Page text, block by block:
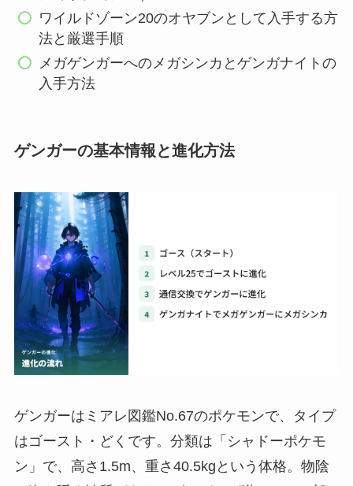
ワイルドゾーン20のオヤブンとして入手する方
法と厳選手順
メガゲンガーへのメガシンカとゲンガナイトの
入手方法
ゲンガーの基本情報と進化方法
ゲンガーはミアレ図鑑No.67のポケモンで、タイプ
はゴースト・どくです。分類は「シャドーポケモ
ン」で、高さ1.5m、重さ40.5kgという体格。物陰